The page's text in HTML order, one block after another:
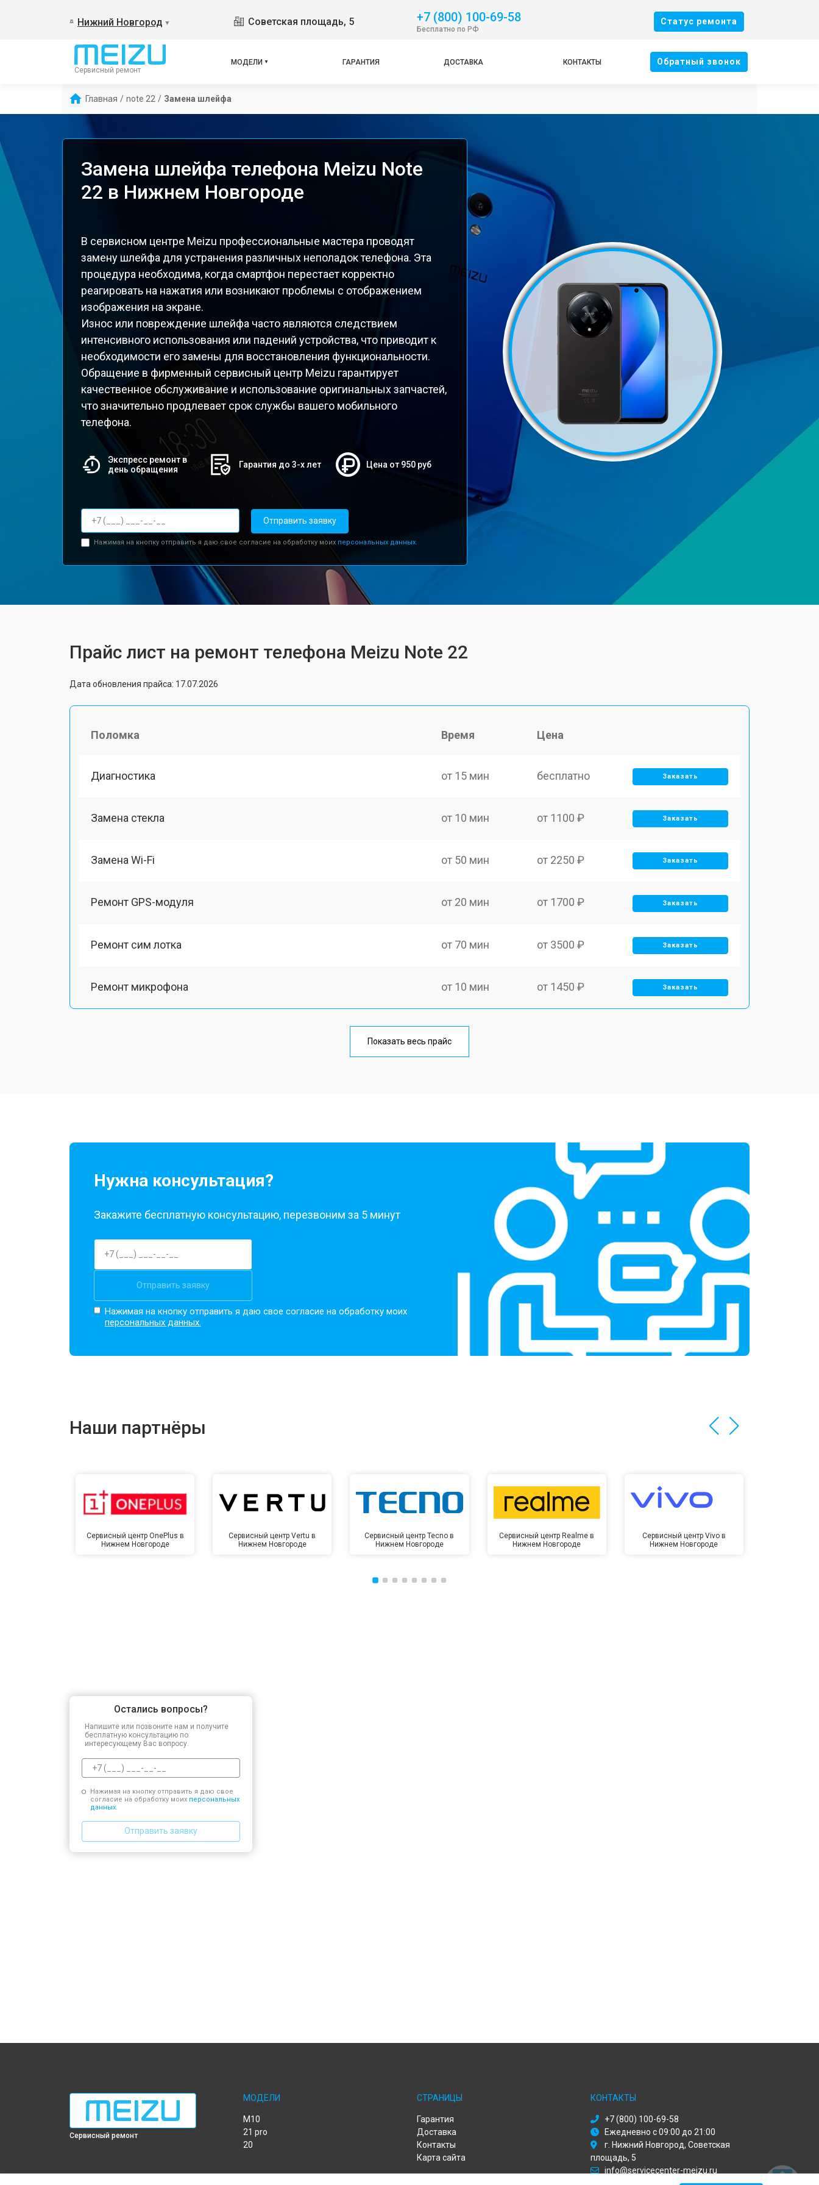
Нижний Новгород ▼ Советская площадь, 5 +7 (800) 100-69-58
Бесплатно по РФ
Cтатус ремонта
Сервисный ремонт
МОДЕЛИ ГАРАНТИЯ ДОСТАВКА КОНТАКТЫ Oбратный звонок
Главная / note 22 / Замена шлейфа
Замена шлейфа телефона Meizu Note
22 в Нижнем Новгороде
В сервисном центре Meizu профессиональные мастера проводят
замену шлейфа для устранения различных неполадок телефона. Эта
процедура необходима, когда смартфон перестает корректно
реагировать на нажатия или возникают проблемы с отображением
изображения на экране.
Износ или повреждение шлейфа часто являются следствием
интенсивного использования или падений устройства, что приводит к
необходимости его замены для восстановления функциональности.
Обращение в фирменный сервисный центр Meizu гарантирует
качественное обслуживание и использование оригинальных запчастей,
что значительно продлевает срок службы вашего мобильного
телефона.
Экспресс ремонт в
день обращения
Гарантия до 3-х лет Цена от 950 руб
Отправить заявку
Нажимая на кнопку отправить я даю свое согласие на обработку моих персональных данных.
Прайс лист на ремонт телефона Meizu Note 22
Дата обновления прайса: 17.07.2026
Поломка Время Цена
Диагностика от 15 мин бесплатно Заказать
Замена стекла от 10 мин от 1100 ₽ Заказать
Замена Wi-Fi от 50 мин от 2250 ₽ Заказать
Ремонт GPS-модуля от 20 мин от 1700 ₽ Заказать
Ремонт сим лотка от 70 мин от 3500 ₽ Заказать
Ремонт микрофона от 10 мин от 1450 ₽ Заказать
от 40 мин
от 3300 ₽
от 1400 ₽ Заказать
Замена дисплея (экрана) от 2700 ₽ Заказать
Замена аккумулятора от 950 ₽ Заказать
Замена кнопки включения от 1750 ₽
Показать весь прайс
Нужна консультация?
Закажите бесплатную консультацию, перезвоним за 5 минут
Отправить заявку
Нажимая на кнопку отправить я даю свое согласие на обработку моих
персональных данных.
Наши партнёры
Сервисный центр OnePlus в
Нижнем Новгороде
Сервисный центр Vertu в
Нижнем Новгороде
Сервисный центр Tecno в
Нижнем Новгороде
Сервисный центр Realme в
Нижнем Новгороде
Сервисный центр Vivo в
Нижнем Новгороде
Остались вопросы?
Напишите или позвоните нам и получите
бесплатную консультацию по
интересующему Вас вопросу.
Нажимая на кнопку отправить я даю свое
согласие на обработку моих персональных
данных.
Отправить заявку
Сервисный ремонт
МОДЕЛИ
M10
21 pro
20
СТРАНИЦЫ
Гарантия
Доставка
Контакты
Карта сайта
КОНТАКТЫ
+7 (800) 100-69-58
Ежедневно с 09:00 до 21:00
г. Нижний Новгород, Советская
площадь, 5
info@servicecenter-meizu.ru